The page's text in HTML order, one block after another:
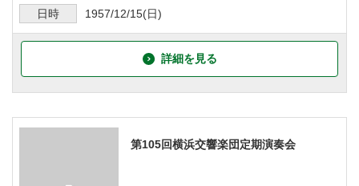
日時 1957/12/15(日)
詳細を見る
第105回横浜交響楽団定期演奏会